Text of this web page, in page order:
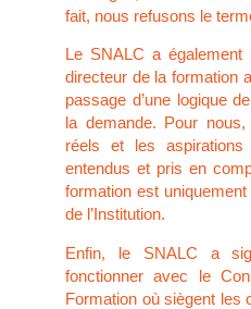
fait, nous refusons le
Le SNALC a
directeur de la formation
passage d’une logique
la demande. Pour
réels et les aspirations
entendus et pris en
formation est
de l’Institution.
Enfin, le SNALC a
fonctionner avec le
Formation où siègent les